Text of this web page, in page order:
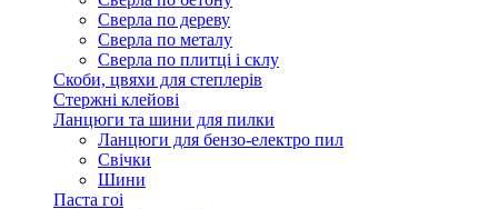
Сверла по дереву
Сверла по металу
Сверла по плитці і склу
Скоби, цвяхи для степлерів
Стержні клейові
Ланцюги та шини для пилки
Ланцюги для бензо-електро пил
Свічки
Шини
Паста гоі